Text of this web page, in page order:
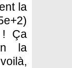
la
! Ça
la